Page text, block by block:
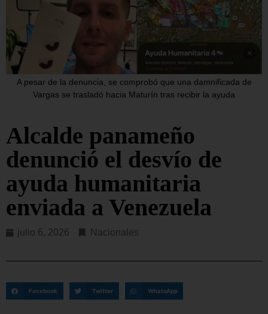
A pesar de la denuncia, se comprobó que una damnificada de
Vargas se trasladó hacia Maturín tras recibir la ayuda
Alcalde panameño
denunció el desvío de
ayuda humanitaria
enviada a Venezuela
julio 6, 2026 Nacionales
Facebook Twitter WhatsApp